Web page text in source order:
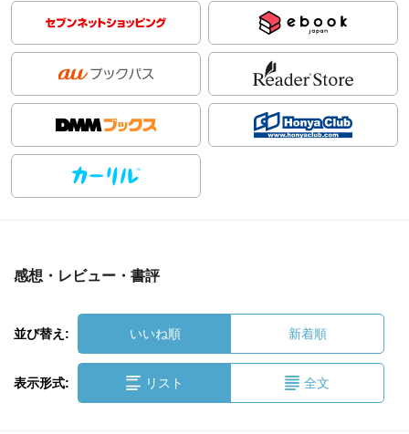
感想・レビュー・書評
並び替え: いいね順 新着順
表示形式: リスト 全文